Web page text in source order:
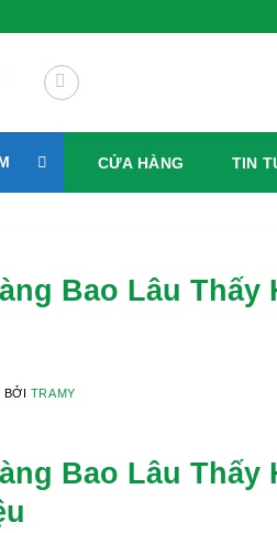
CỬA HÀNG TIN
Bao Lâu Thấy
BỞI TRAMY
Bao Lâu Thấy